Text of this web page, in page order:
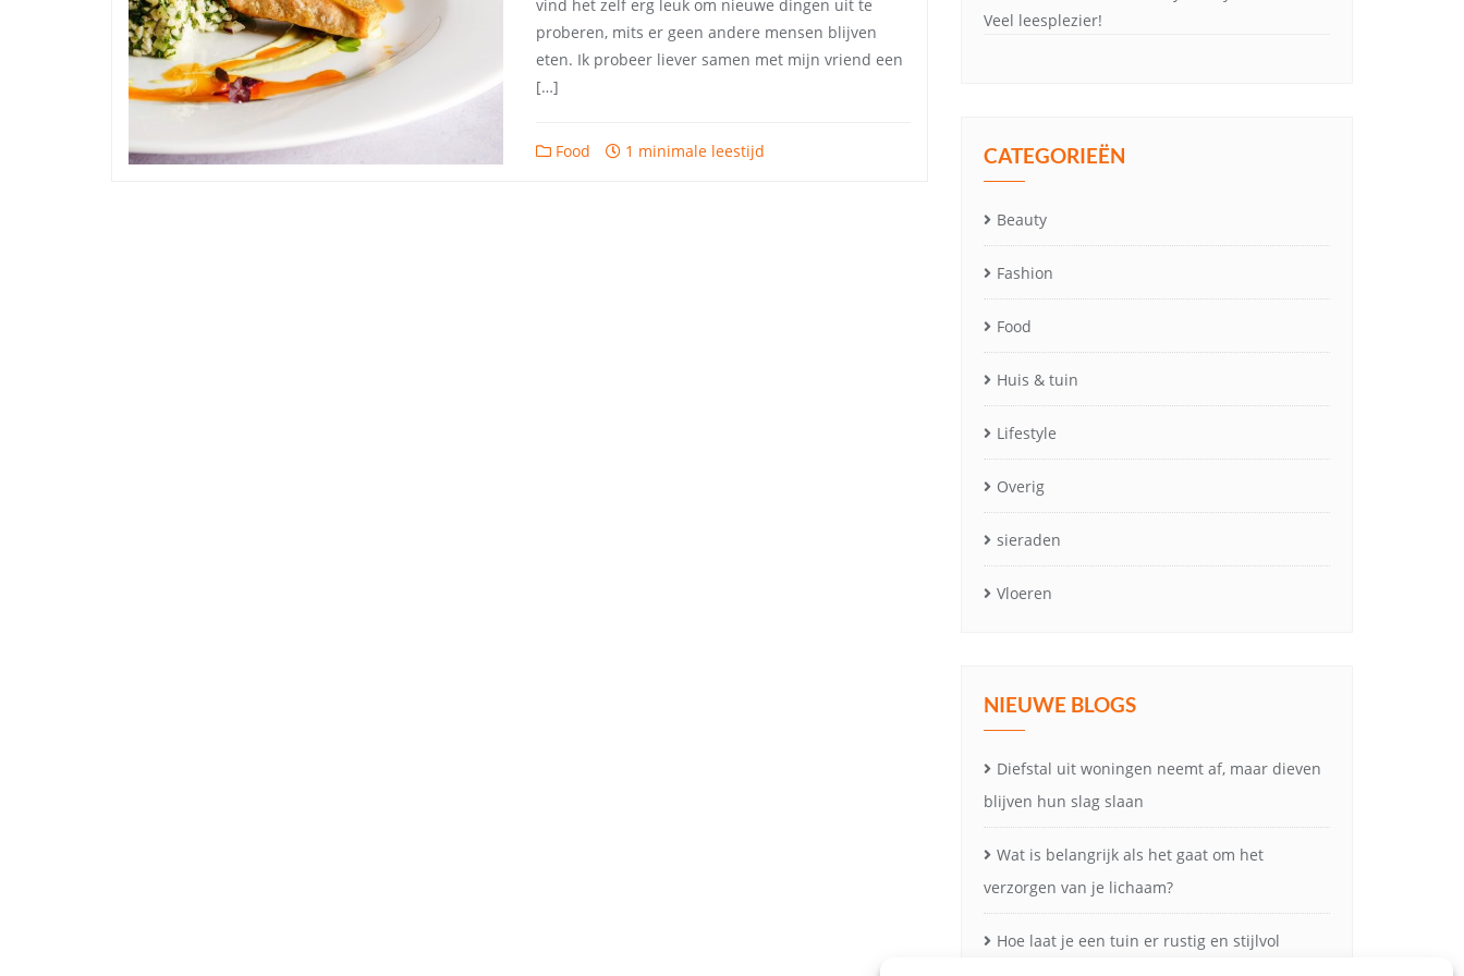
vind het zelf erg leuk om nieuwe dingen uit te
proberen, mits er geen andere mensen blijven
eten. Ik probeer liever samen met mijn vriend een
[…]
Food 1 minimale leestijd
Veel leesplezier!
CATEGORIEËN
Beauty
Fashion
Food
Huis & tuin
Lifestyle
Overig
sieraden
Vloeren
NIEUWE BLOGS
Diefstal uit woningen neemt af, maar dieven
blijven hun slag slaan
Wat is belangrijk als het gaat om het
verzorgen van je lichaam?
Hoe laat je een tuin er rustig en stijlvol